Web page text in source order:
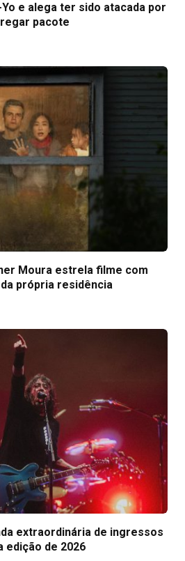
e alega ter sido atacada por
pacote
Moura estrela filme com
própria residência
extraordinária de ingressos
edição de 2026